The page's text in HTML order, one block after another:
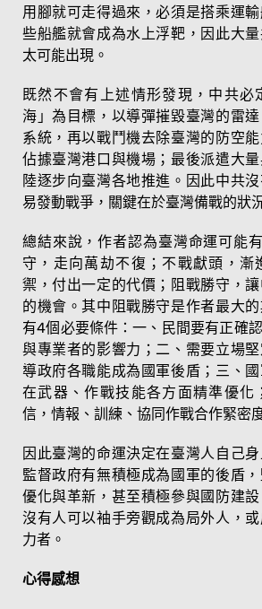
用腳就可走得過來，必須是搭乘運
些船艦就會成為水上浮靶，因此大
太可能出現。
既然不會有上述情形發現，中共必
海」為目標，以導彈摧毀臺灣的雷
系統，再以戰鬥機去除臺灣的防空
佔據臺灣港口與機場；最後派遣大
陸逐步向臺灣各地推進。因此中共
易發動戰爭，關鍵在於臺灣備戰的狀
總結來說，作者認為臺灣命運可能
守，走向萬劫不復；不戰獻頭，漸
禦，付出一定的代價；阻戰勝守，
的機會。其中阻戰勝守是作者最大
有4個必要條件：一、民間要有正確
與專業者的影響力；二、需要立場
導政府各職能成為國軍後盾；三、國
在武器、作戰技能各方面精準優化
信，情報、訓練、協同作戰合作緊密
因此臺灣的命運決定在臺灣人自己
監督政府有無積極成為國軍的後盾
優化與革新，甚至積極參與國防建設
沒有人可以袖手旁觀成為局外人，
力者。
心得感想